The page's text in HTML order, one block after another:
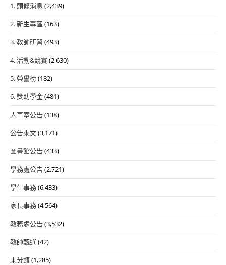
1. 頭條消息 (2,439)
2. 新生專區 (163)
3. 教師研習 (493)
4. 活動&競賽(2,630)
5. 榮譽榜(182)
6. 獎助學金(481)
人事室公告(138)
公告來文(3,171)
圖書館公告(433)
學務處公告(2,721)
學生事務(6,433)
家長事務(4,564)
教務處公告(3,532)
教師甄選(42)
未分類(1,285)